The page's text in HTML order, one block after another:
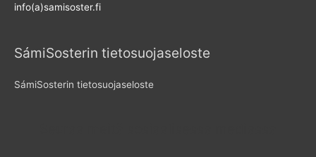
info(a)samisoster.fi
SámiSosterin tietosuojaseloste
SámiSosterin tietosuojaseloste